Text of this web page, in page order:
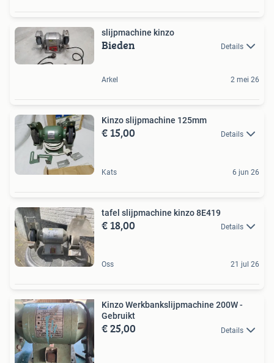
slijpmachine kinzo
Bieden Details
Arkel 2 mei 26
Kinzo slijpmachine 125mm
€ 15,00 Details
Kats 6 jun 26
tafel slijpmachine kinzo 8E419
€ 18,00 Details
Oss 21 jul 26
Kinzo Werkbankslijpmachine 200W -
Gebruikt
€ 25,00 Details